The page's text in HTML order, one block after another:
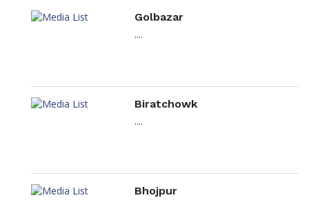
Golbazar
....
Biratchowk
....
Bhojpur